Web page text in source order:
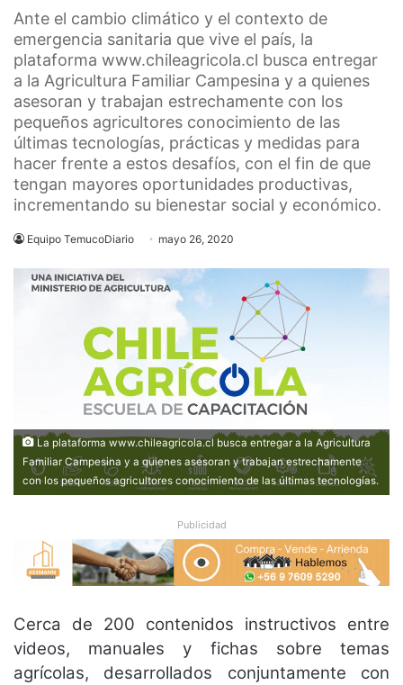
Ante el cambio climático y el contexto de
emergencia sanitaria que vive el país, la
plataforma www.chileagricola.cl busca entregar
a la Agricultura Familiar Campesina y a quienes
asesoran y trabajan estrechamente con los
pequeños agricultores conocimiento de las
últimas tecnologías, prácticas y medidas para
hacer frente a estos desafíos, con el fin de que
tengan mayores oportunidades productivas,
incrementando su bienestar social y económico.
Equipo TemucoDiario mayo 26, 2020
La plataforma www.chileagricola.cl busca entregar a la Agricultura
Familiar Campesina y a quienes asesoran y trabajan estrechamente
con los pequeños agricultores conocimiento de las últimas tecnologías.
Publicidad
Cerca de 200 contenidos instructivos entre
videos, manuales y fichas sobre temas
agrícolas, desarrollados conjuntamente con